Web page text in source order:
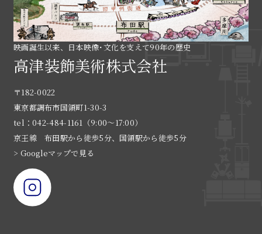
映画誕生以来、日本映像･文化を支えて90年の歴史
高津装飾美術株式会社
〒182-0022
東京都調布市国領町1-30-3
tel：042-484-1161（9:00〜17:00）
京王線 布田駅から徒歩5分、国領駅から徒歩5分
> Googleマップで見る